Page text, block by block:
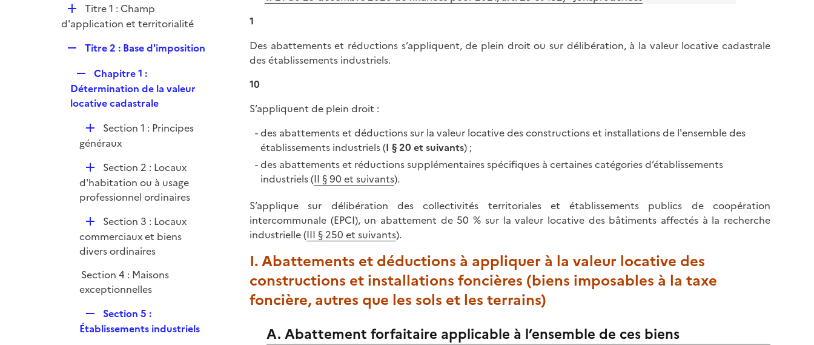
r
l
i
D
é
r
Titre 1 : Champ
d'application et territorialité
p
l
i
Titre 2 : Base d'imposition
e
p
i
e
r
Chapitre 1 :
Détermination de la valeur
locative cadastrale
D
é
i
e
Section 1 : Principes
généraux
D
é
p
e
r
Section 2 : Locaux
d'habitation ou à usage
professionnel ordinaires
D
é
p
i
e
Section 3 : Locaux
commerciaux et biens
divers ordinaires
Section 4 : Maisons
exceptionnelles
e
Section 5 :
Établissements industriels
1
Des abattements et réductions s’appliquent, de plein droit ou sur délibération, à la valeur locative cadastrale
des établissements industriels.
10
S’appliquent de plein droit :
des abattements et déductions sur la valeur locative des constructions et installations de l'ensemble des
établissements industriels (I § 20 et suivants) ;
des abattements et réductions supplémentaires spécifiques à certaines catégories d’établissements
industriels (II § 90 et suivants).
S’applique sur délibération des collectivités territoriales et établissements publics de coopération
intercommunale (EPCI), un abattement de 50 % sur la valeur locative des bâtiments affectés à la recherche
industrielle (III § 250 et suivants).
I. Abattements et déductions à appliquer à la valeur locative des
constructions et installations foncières (biens imposables à la taxe
foncière, autres que les sols et les terrains)
A. Abattement forfaitaire applicable à l’ensemble de ces biens